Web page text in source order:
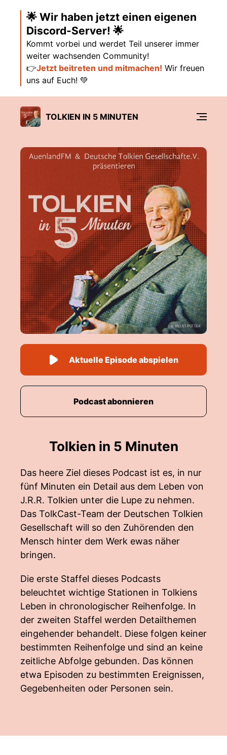
🌟 Wir haben jetzt einen eigenen
Discord-Server! 🌟
Kommt vorbei und werdet Teil unserer immer
weiter wachsenden Community!
👉Jetzt beitreten und mitmachen! Wir freuen
uns auf Euch! 💚
TOLKIEN IN 5 MINUTEN
Tolkien in 5 Minuten
Das heere Ziel dieses Podcast ist es, in nur
fünf Minuten ein Detail aus dem Leben von
J.R.R. Tolkien unter die Lupe zu nehmen.
Das TolkCast-Team der Deutschen Tolkien
Gesellschaft will so den Zuhörenden den
Mensch hinter dem Werk ewas näher
bringen.
Die erste Staffel dieses Podcasts
beleuchtet wichtige Stationen in Tolkiens
Leben in chronologischer Reihenfolge. In
der zweiten Staffel werden Detailthemen
eingehender behandelt. Diese folgen keiner
bestimmten Reihenfolge und sind an keine
zeitliche Abfolge gebunden. Das können
etwa Episoden zu bestimmten Ereignissen,
Gegebenheiten oder Personen sein.
Aktuelle Episode abspielen
Podcast abonnieren